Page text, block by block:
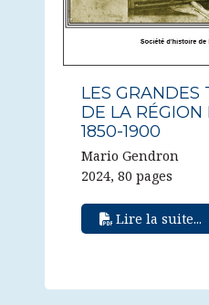
LES GRANDES
DE LA RÉGION
1850-1900
Mario Gendron
2024, 80 pages
Lire la suite...